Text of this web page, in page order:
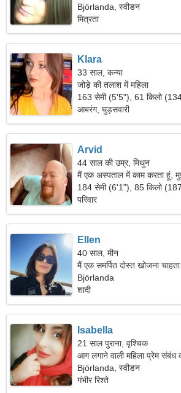
Björlanda, स्वीडन
मित्रता
Klara
33 साल, कन्या
जोड़े की तलाश में महिला
163 सेमी (5'5"), 61 किलो
आबरंग, घुड़सवारी
Arvid
44 साल की उम्र, मिथुन
मैं एक अस्पताल में काम करता हूं,
जरूरत है।
184 सेमी (6'1"), 85 किलो
परिवार
Ellen
40 साल, मीन
मैं एक समर्पित दोस्त खोजना
Björlanda
शादी
Isabella
21 साल पुराना, वृश्चिक
आग लगाने वाली महिला प्रेम संबंध
Björlanda, स्वीडन
गंभीर रिश्ते